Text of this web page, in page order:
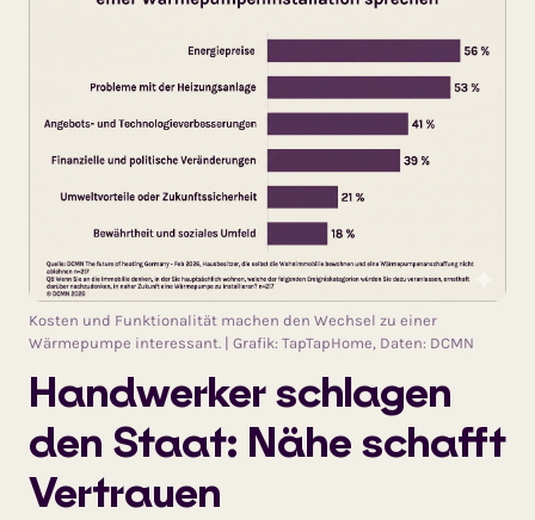
Kosten und Funktionalität machen den Wechsel zu einer
Wärmepumpe interessant. | Grafik: TapTapHome, Daten: DCMN
Handwerker schlagen
den Staat: Nähe schafft
Vertrauen